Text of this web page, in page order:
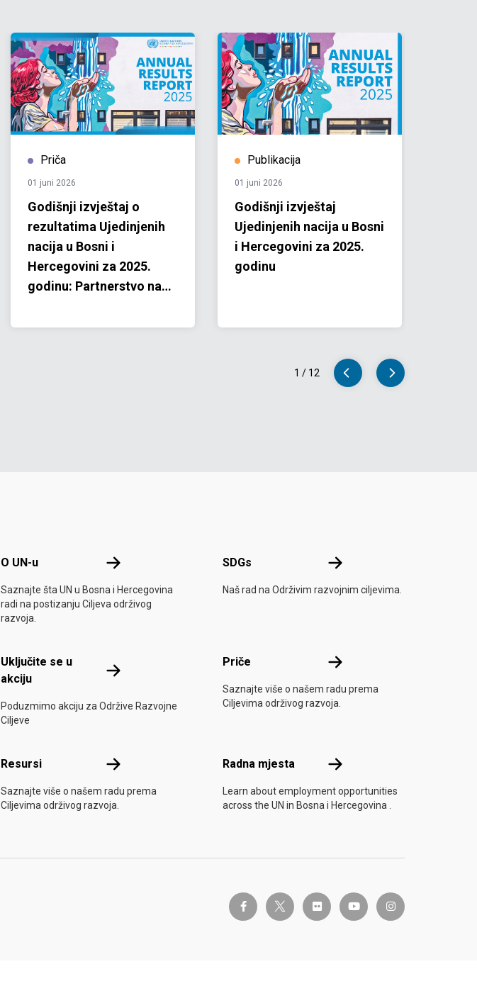
Priča
01 juni 2026
Godišnji izvještaj o
rezultatima Ujedinjenih
nacija u Bosni i
Hercegovini za 2025.
godinu: Partnerstvo na
Publikacija
01 juni 2026
Godišnji izvještaj
Ujedinjenih nacija u Bosni
i Hercegovini za 2025.
godinu
1 / 12
O UN-u O UN-u
Saznajte šta UN u Bosna i Hercegovina
radi na postizanju Ciljeva održivog
razvoja.
SDGs SDGs
Naš rad na Održivim razvojnim ciljevima.
Uključite se u
akciju
Uključite se u akciju
Poduzmimo akciju za Održive Razvojne
Ciljeve
Priče Priče
Saznajte više o našem radu prema
Ciljevima održivog razvoja.
Resursi Resursi
Saznajte više o našem radu prema
Ciljevima održivog razvoja.
Radna mjesta Radna mjesta
Learn about employment opportunities
across the UN in Bosna i Hercegovina .
facebook-ftwitter-x flickr youtube instagram